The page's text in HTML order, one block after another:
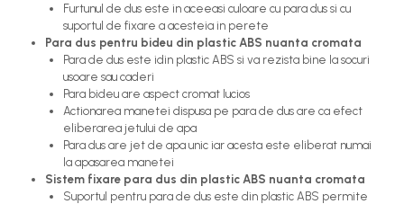
Furtunul de dus este in aceeasi culoare cu para dus si cu
suportul de fixare a acesteia in perete
Para dus pentru bideu din plastic ABS nuanta cromata
Para de dus este idin plastic ABS si va rezista bine la socuri
usoare sau caderi
Para bideu are aspect cromat lucios
Actionarea manetei dispusa pe para de dus are ca efect
eliberarea jetului de apa
Para dus are jet de apa unic iar acesta este eliberat numai
la apasarea manetei
Sistem fixare para dus din plastic ABS nuanta cromata
Suportul pentru para de dus este din plastic ABS permite